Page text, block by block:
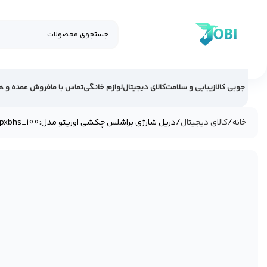
جوبی کالازیبایی و سلامتکالای دیجیتاللوازم خانگیتماس با مافروش عمده و
خانه کالای دیجیتال دریل شارژی براشلس چکشی اوزیتو مدل:pxbhs_100